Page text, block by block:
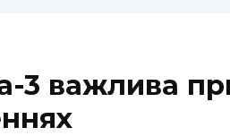
3 важлива